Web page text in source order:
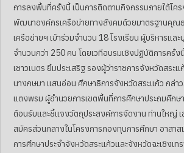
การลงพื้นที่ครั้งนี้ เป็นการติดตามกิจกรรมภายใต้โคร
พัฒนาองค์กรเครือข่ายทางสังคมด้วยมาตรฐานคุณธ
เครือข่ายฯ เข้าร่วมจำนวน 18 โรงเรียน ผู้บริหารแล
จำนวนกว่า 250 คน โดยเวทีอบรมเชิงปฏิบัติการครั้ง
เชาวเนตร ยิ้มประเสริฐ รองผู้ว่าราชการจังหวัดสระแ
นางกษมา แสนอ่อน ศึกษาธิการจังหวัดสระแก้ว กล่า
แตงพรม ผู้อำนวยการเขตพื้นที่การศึกษาประถมศึกษ
ต้อนรับและชี้แจงวัตถุประสงค์การจัดงาน ท่านใหญ่
สมัครส่วนกลางในโครงการกองทุนการศึกษา อาสา
การศึกษาประจำจังหวัดสระแก้วและจังหวัดฉะเชิงเท